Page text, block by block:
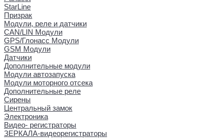
StarLine
Призрак
Модули, реле и датчики
CAN/LIN Модули
GPS/Глонасс Модули
GSM Модули
Датчики
Дополнительные модули
Модули автозапуска
Модули моторного отсека
Дополнительные реле
Сирены
Центральный замок
Электроника
Видео- регистраторы
ЗЕРКАЛА-видеорегистраторы